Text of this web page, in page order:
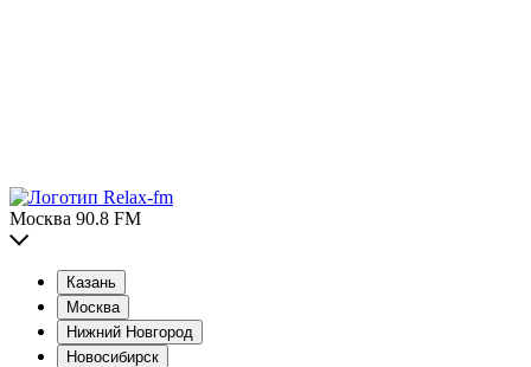
Москва 90.8 FM
Казань
Москва
Нижний Новгород
Новосибирск